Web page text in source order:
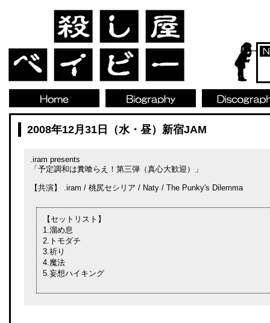
2008年12月31日（水・昼）新宿JAM
.iram presents
「予定調和は糞喰らえ！第三弾（真心大歓迎）」
【共演】 .iram / 桃尻セシリア / Naty / The Punky's Dilemma
【セットリスト】
1.溜め息
2.トモダチ
3.祈り
4.魔法
5.妄想ハイキング